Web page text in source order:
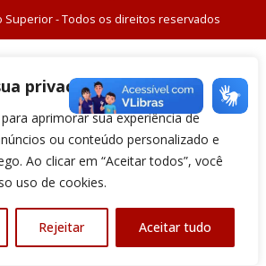
privacidade
aprimorar sua experiência de
ou conteúdo personalizado e
Ao clicar em “Aceitar todos”, você
uso de cookies.
Rejeitar Aceitar tudo
Superior - Todos os direitos reservados